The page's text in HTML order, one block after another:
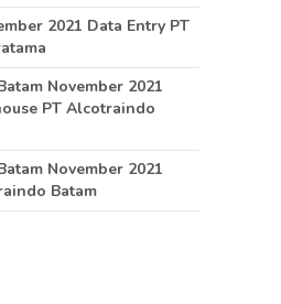
2021 Data Entry PT
November 2021
PT Alcotraindo
November 2021
Batam